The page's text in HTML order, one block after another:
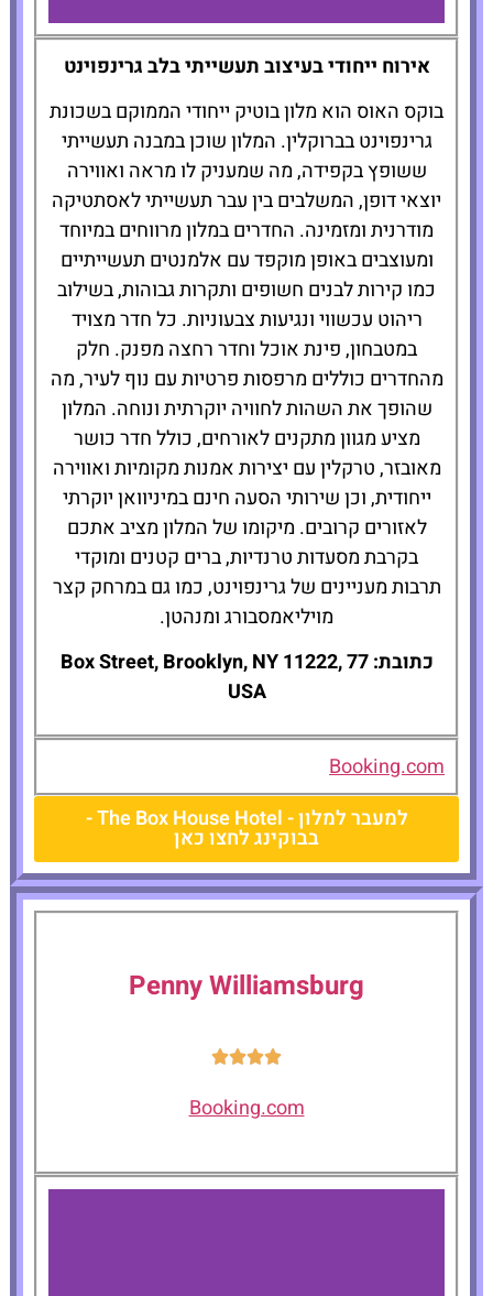
The Box House
להזמנת
המלון לחצו
כאן
אירוח ייחודי בעיצוב תעשייתי בלב גרינפוינט
בוקס האוס הוא מלון בוטיק ייחודי הממוקם בשכונת
גרינפוינט בברוקלין. המלון שוכן במבנה תעשייתי
ששופץ בקפידה, מה שמעניק לו מראה ואווירה
יוצאי דופן, המשלבים בין עבר תעשייתי לאסתטיקה
מודרנית ומזמינה. החדרים במלון מרווחים במיוחד
ומעוצבים באופן מוקפד עם אלמנטים תעשייתיים
כמו קירות לבנים חשופים ותקרות גבוהות, בשילוב
ריהוט עכשווי ונגיעות צבעוניות. כל חדר מצויד
במטבחון, פינת אוכל וחדר רחצה מפנק. חלק
מהחדרים כוללים מרפסות פרטיות עם נוף לעיר, מה
שהופך את השהות לחוויה יוקרתית ונוחה. המלון
מציע מגוון מתקנים לאורחים, כולל חדר כושר
מאובזר, טרקלין עם יצירות אמנות מקומיות ואווירה
ייחודית, וכן שירותי הסעה חינם במיניוואן יוקרתי
לאזורים קרובים. מיקומו של המלון מציב אתכם
בקרבת מסעדות טרנדיות, ברים קטנים ומוקדי
תרבות מעניינים של גרינפוינט, כמו גם במרחק קצר
מויליאמסבורג ומנהטן.
כתובת: 77 Box Street, Brooklyn, NY 11222,
USA
Booking.com
למעבר למלון - The Box House Hotel -
בבוקינג לחצו כאן
Penny Williamsburg
Booking.com